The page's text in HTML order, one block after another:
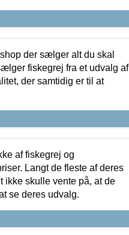
der sælger alt du skal
fiskegrej fra et udvalg af
der samtidig er til at
af fiskegrej og
Langt de fleste af deres
ikke skulle vente på, at de
se deres udvalg.